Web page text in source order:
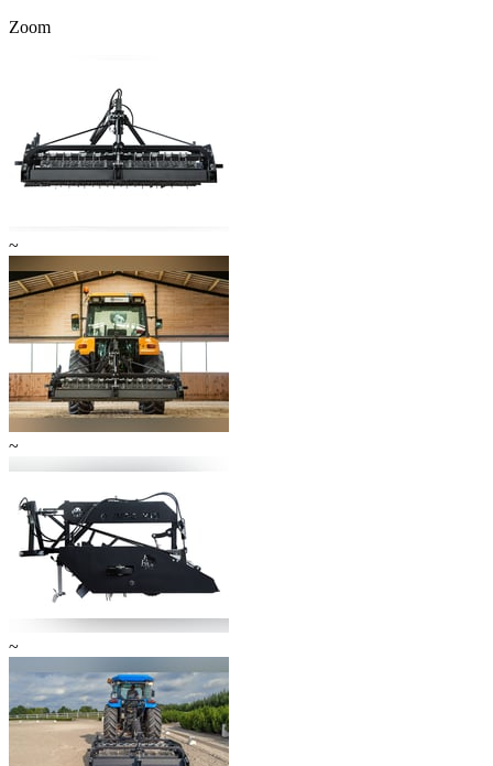
Zoom
~
~
~